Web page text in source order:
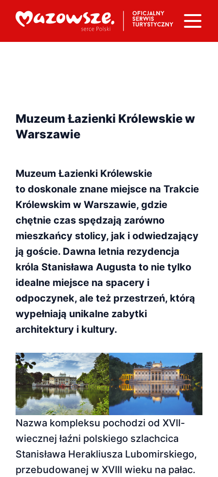
Muzeum Łazienki Królewskie w
Warszawie
Muzeum Łazienki Królewskie
to doskonale znane miejsce na Trakcie
Królewskim w Warszawie, gdzie
chętnie czas spędzają zarówno
mieszkańcy stolicy, jak i odwiedzający
ją goście. Dawna letnia rezydencja
króla Stanisława Augusta to nie tylko
idealne miejsce na spacery i
odpoczynek, ale też przestrzeń, którą
wypełniają unikalne zabytki
architektury i kultury.
Nazwa kompleksu pochodzi od XVII-
wiecznej łaźni polskiego szlachcica
Stanisława Herakliusza Lubomirskiego,
przebudowanej w XVIII wieku na pałac.